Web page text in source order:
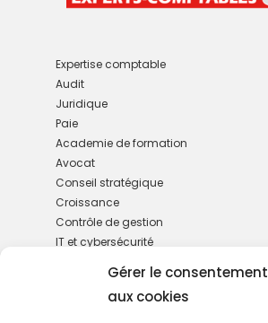
Gérer le consentement
aux cookies
Expertise comptable
Audit
Juridique
Paie
Academie de formation
Avocat
Conseil stratégique
Croissance
Contrôle de gestion
IT et cybersécurité
Gestion de patrimoine